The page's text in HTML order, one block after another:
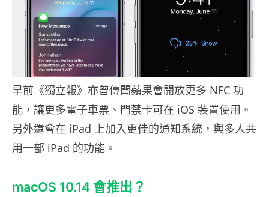
早前《獨立報》亦曾傳聞蘋果會開放更多 NFC 功
能，讓更多電子車票、門禁卡可在 iOS 裝置使用。
另外還會在 iPad 上加入更佳的通知系統，與多人共
用一部 iPad 的功能。
macOS 10.14 會推出？